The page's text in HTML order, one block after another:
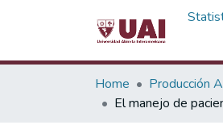
Home Producción
El manejo de